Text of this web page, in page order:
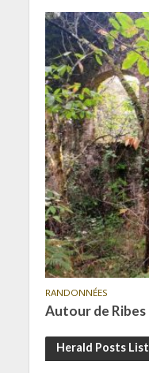
RANDONNÉES
Autour de Ribes
Herald Posts List